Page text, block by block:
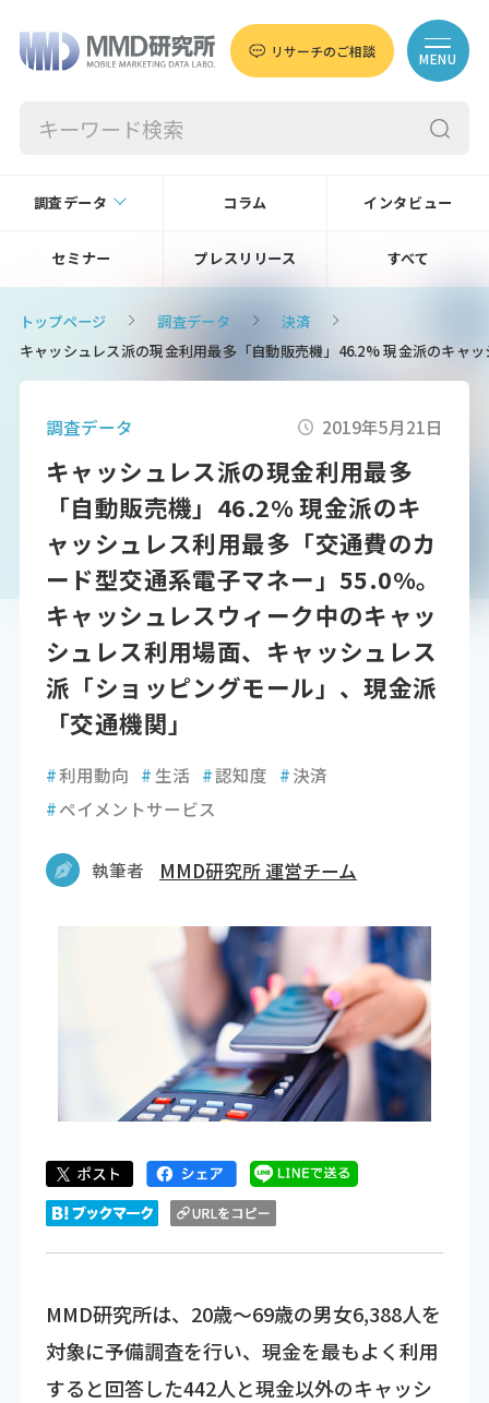
リサーチのご相談 MENU
調査データ コラム インタビュー
セミナー プレスリリース すべて
トップページ 調査データ
決済
キャッシュレス派の現金利用最多「自動販売機」46.2% 現金派のキャ
調査データ 2019年5月21日
キャッシュレス派の現金利用最多
「自動販売機」46.2% 現金派のキ
ャッシュレス利用最多「交通費のカ
ード型交通系電子マネー」55.0%。
キャッシュレスウィーク中のキャッ
シュレス利用場面、キャッシュレス
派「ショッピングモール」、現金派
「交通機関」
#利用動向 # 生活 #認知度 #決済
#ペイメントサービス
執筆者 MMD研究所 運営チーム
MMD研究所は、20歳～69歳の男女6,388人を
対象に予備調査を行い、現金を最もよく利用
すると回答した442人と現金以外のキャッシ